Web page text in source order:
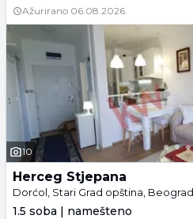
Ažurirano 06.08.2026.
10
Herceg Stjepana
Dorćol, Stari Grad opština, Beograd
1.5 soba | namešteno